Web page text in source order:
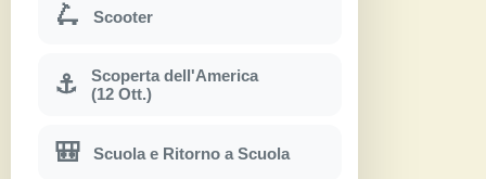
🛴 Scooter
⚓
Scoperta dell'America
(12 Ott.)
🎒 Scuola e Ritorno a Scuola